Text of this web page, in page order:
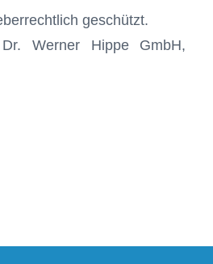
geschützt.
Werner Hippe GmbH,